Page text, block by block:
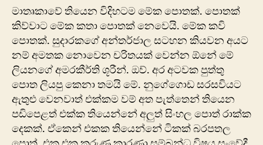
මාතෘකාවේ තියෙන විදිහටම මේක පොතක්. පොතක්
කිව්වාට මේක කතා පොතක් නෙවෙයි. මේක කවි
පොතක්. සුදාරකගේ අන්තර්ජාල සටහන කියවන අයට
නම් අමතක නොවෙන චරිතයක් වෙන්න ඕනේ මේ
ලියනගේ අමරකීර්ති ශූරීන්. ඔව්. අර අටවක පුත්තු
පොත ලියපු කෙනා තමයි මේ. නුගේගොඩ සරසවි‍යට
ඇතුළු වෙනවාත් එක්කම වම් අත පැත්තෙන් තියෙන
පඩිපෙළත් එක්ක තියෙන්නේ අලුත් සිංහල පොත් රාක්ක
දෙකක්. ඒකෙන් එකක තියෙන්නේ ටිකක් බරපතල